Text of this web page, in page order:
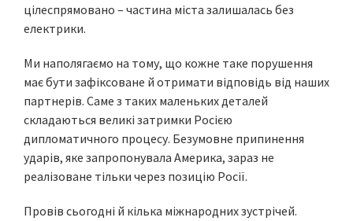
цілеспрямовано – частина міста залишалась без
електрики.
Ми наполягаємо на тому, що кожне таке порушення
має бути зафіксоване й отримати відповідь від наших
партнерів. Саме з таких маленьких деталей
складаються великі затримки Росією
дипломатичного процесу. Безумовне припинення
ударів, яке запропонувала Америка, зараз не
реалізоване тільки через позицію Росії.
Провів сьогодні й кілька міжнародних зустрічей.